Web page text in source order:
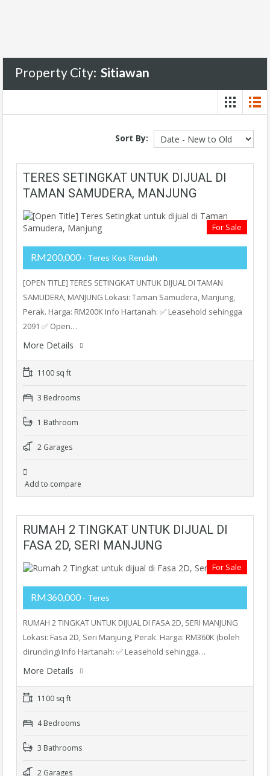
Property City: Sitiawan
Sort By:
TERES SETINGKAT UNTUK DIJUAL DI
TAMAN SAMUDERA, MANJUNG
For Sale
RM200,000 - Teres Kos Rendah
[OPEN TITLE] TERES SETINGKAT UNTUK DIJUAL DI TAMAN
SAMUDERA, MANJUNG Lokasi: Taman Samudera, Manjung,
Perak. Harga: RM200K Info Hartanah: ✅ Leasehold sehingga
2091 ✅ Open…
More Details
1100 sq ft
3 Bedrooms
1 Bathroom
2 Garages
Add to compare
RUMAH 2 TINGKAT UNTUK DIJUAL DI
FASA 2D, SERI MANJUNG
For Sale
RM360,000 - Teres
RUMAH 2 TINGKAT UNTUK DIJUAL DI FASA 2D, SERI MANJUNG
Lokasi: Fasa 2D, Seri Manjung, Perak. Harga: RM360K (boleh
dirunding) Info Hartanah: ✅ Leasehold sehingga…
More Details
1100 sq ft
4 Bedrooms
3 Bathrooms
2 Garages